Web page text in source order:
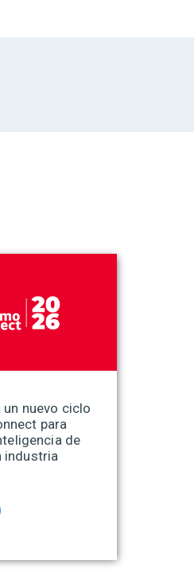
nuevo ciclo
para
de
industria